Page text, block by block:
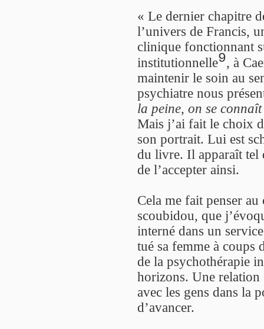
« Le dernier chapitre
l’univers de Francis,
clinique fonctionnant
institutionnelle9, à
maintenir le soin au
psychiatre nous
la peine, on se
Mais j’ai fait le choix
son portrait. Lui est
du livre. Il apparaît tel
de l’accepter ainsi.
Cela me fait penser au
scoubidou, que
interné dans un
tué sa femme à coups
de la psychothérapie
horizons. Une relation
avec les gens dans la
d’avancer.